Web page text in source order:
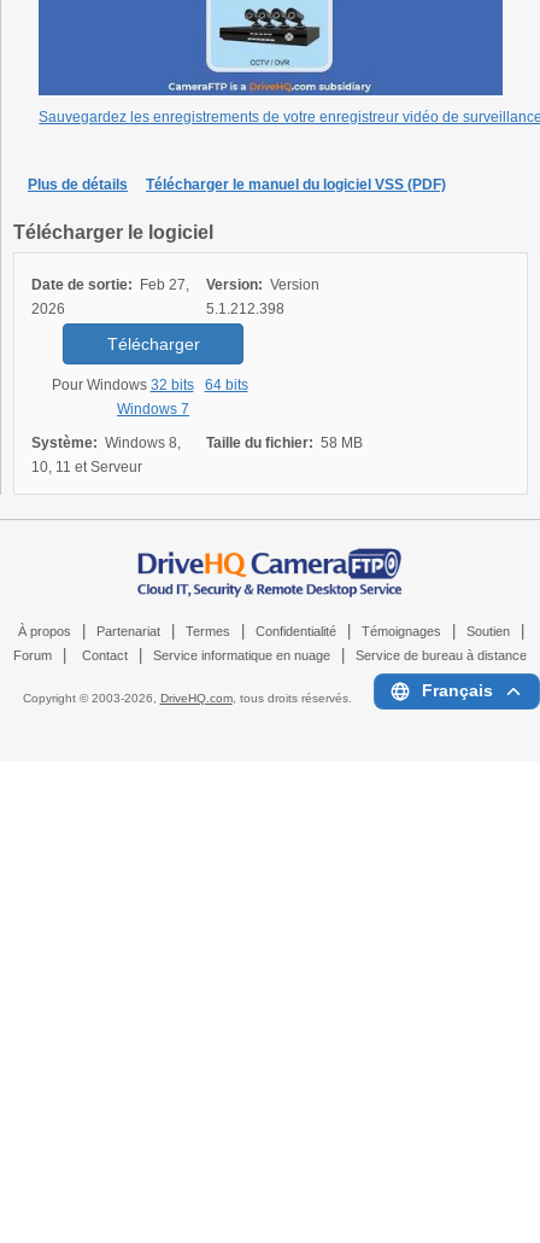
Sauvegardez les enregistrements de votre enregistreur vidéo de
Plus de détails Télécharger le manuel du logiciel VSS (PDF)
Télécharger le logiciel
Date de sortie:
Feb 27,
2026
Version: Version
5.1.212.398
Télécharger
Pour Windows 32 bits
64 bits
Windows 7
Système: Windows 8,
10, 11 et Serveur
Taille du fichier: 58 MB
À propos Partenariat Termes Confidentialité Témoignages Soutien
Forum Contact Service informatique en nuage Service de bureau à distance
Copyright © 2003-2026, DriveHQ.com, tous droits réservés. Français